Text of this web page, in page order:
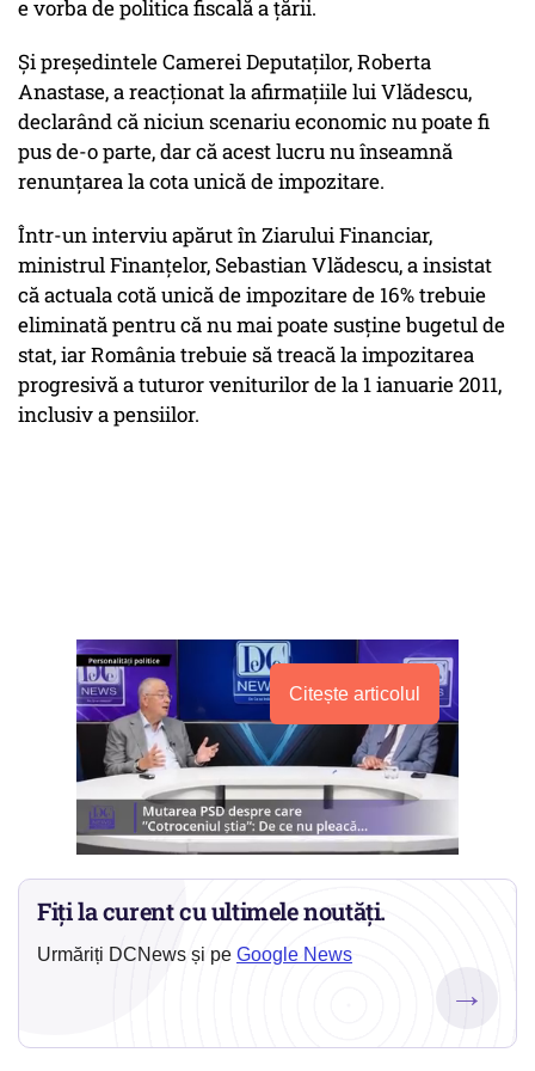
e vorba de politica fiscală a țării.
Și preşedintele Camerei Deputaţilor, Roberta
Anastase, a reacționat la afirmaţiile lui Vlădescu,
declarând că niciun scenariu economic nu poate fi
pus de-o parte, dar că acest lucru nu înseamnă
renunţarea la cota unică de impozitare.
Într-un interviu apărut în Ziarului Financiar,
ministrul Finanțelor, Sebastian Vlădescu, a insistat
că actuala cotă unică de impozitare de 16% trebuie
eliminată pentru că nu mai poate susţine bugetul de
stat, iar România trebuie să treacă la impozitarea
progresivă a tuturor veniturilor de la 1 ianuarie 2011,
inclusiv a pensiilor.
Citește articolul
Fiți la curent cu ultimele noutăți.
Urmăriți DCNews și pe Google News
→